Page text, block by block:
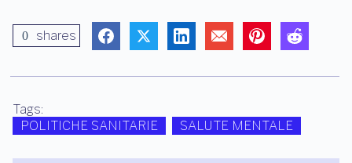
0 shares
Tags:
POLITICHE SANITARIE
SALUTE MENTALE